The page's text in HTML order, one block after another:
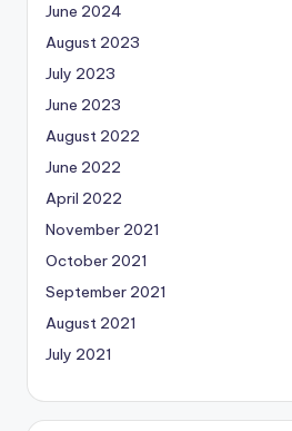
June 2024
August 2023
July 2023
June 2023
August 2022
June 2022
April 2022
November 2021
October 2021
September 2021
August 2021
July 2021